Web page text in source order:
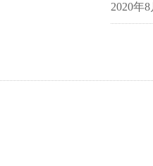
2020年